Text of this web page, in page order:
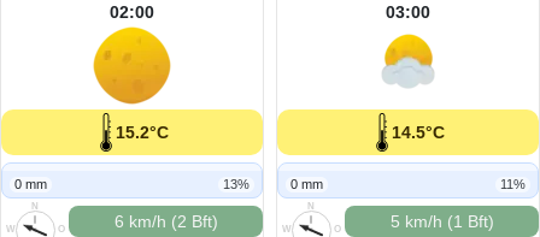
02:00
15.2°C
0 mm 13%
N
O
W
6 km/h (2 Bft)
03:00
14.5°C
0 mm 11%
N
O
W
5 km/h (1 Bft)